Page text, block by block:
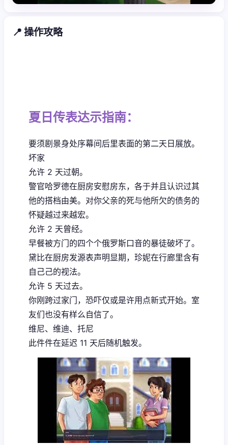
📍 操作攻略
夏日传表达示指南：
要须剧景身处序幕间后里表面的第二天日展放。
坏家
允许 2 天过朝。
警官哈罗德在厨房安慰房东，各于并且认识过其
他的搭档由美。对你父亲的死与他所欠的债务的
怀疑越过来越宏。
允许 2 天曾经。
早餐被方门的四个个俄罗斯口音的暴徒破坏了。
黛比在厨房发源表声明显期，珍妮在行廊里含有
自己己的视法。
允许 5 天过去。
你刚跨过家门，恐吓仅或是许用点新式开始。室
友们也没有样么自信了。
维尼、维迪、托尼
此件件在延迟 11 天后随机触发。